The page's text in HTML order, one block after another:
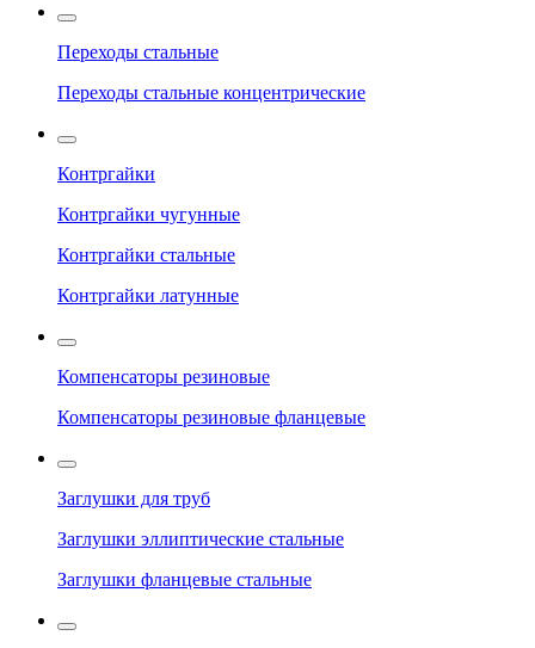
Переходы стальные
Переходы стальные концентрические
Контргайки
Контргайки чугунные
Контргайки стальные
Контргайки латунные
Компенсаторы резиновые
Компенсаторы резиновые фланцевые
Заглушки для труб
Заглушки эллиптические стальные
Заглушки фланцевые стальные